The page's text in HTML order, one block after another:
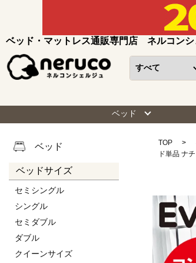
ベッド・マットレス通販専門店 ネルコン
ベッド
ベッド
ベッドサイズ
セミシングル
シングル
セミダブル
ダブル
クイーンサイズ
TOP
ド単品 ナ